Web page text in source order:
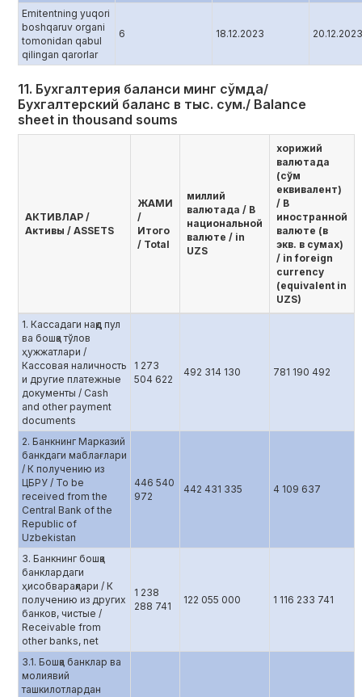
Emitentning yuqori
boshqaruv organi
tomonidan qabul
qilingan qarorlar
6 18.12.2023 20.12.2023
11. Бухгалтерия баланси минг сўмда/
Бухгалтерский баланс в тыс. сум./ Balance
sheet in thousand soums
AКТИВЛАР /
Активы / ASSETS
ЖАМИ
/
Итого
/ Total
миллий
валютада / В
национальной
валюте / in
UZS
хорижий
валютада
(сўм
еквивалент)
/ В
иностранной
валюте (в
экв. в сумах)
/ in foreign
currency
(equivalent in
UZS)
1. Кассадаги нақд пул
ва бошқа тўлов
ҳужжатлари /
Кассовая наличность
и другие платежные
документы / Cash
and other payment
documents
1 273
504 622
492 314 130 781 190 492
2. Банкнинг Марказий
банкдаги маблағлари
/ К получению из
ЦБРУ / To be
received from the
Central Bank of the
Republic of
Uzbekistan
446 540
972
442 431 335 4 109 637
3. Банкнинг бошқа
банклардаги
ҳисобварақлари / К
получению из других
банков, чистые /
Receivable from
other banks, net
1 238
288 741
122 055 000 1 116 233 741
3.1. Бошқа банклар ва
молиявий
ташкилотлардан